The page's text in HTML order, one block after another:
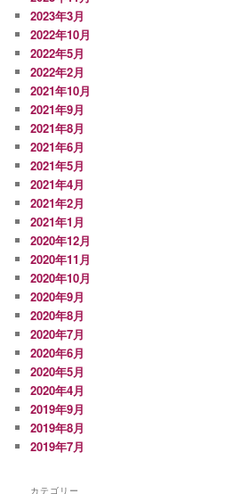
2023年3月
2022年10月
2022年5月
2022年2月
2021年10月
2021年9月
2021年8月
2021年6月
2021年5月
2021年4月
2021年2月
2021年1月
2020年12月
2020年11月
2020年10月
2020年9月
2020年8月
2020年7月
2020年6月
2020年5月
2020年4月
2019年9月
2019年8月
2019年7月
カテゴリー